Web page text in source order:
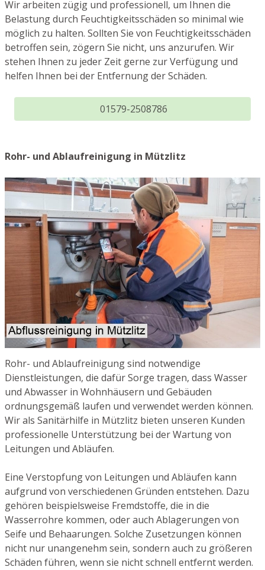
Wir arbeiten zügig und professionell, um Ihnen die
Belastung durch Feuchtigkeitsschäden so minimal wie
möglich zu halten. Sollten Sie von Feuchtigkeitsschäden
betroffen sein, zögern Sie nicht, uns anzurufen. Wir
stehen Ihnen zu jeder Zeit gerne zur Verfügung und
helfen Ihnen bei der Entfernung der Schäden.
01579-2508786
Rohr- und Ablaufreinigung in Mützlitz
Rohr- und Ablaufreinigung sind notwendige
Dienstleistungen, die dafür Sorge tragen, dass Wasser
und Abwasser in Wohnhäusern und Gebäuden
ordnungsgemäß laufen und verwendet werden können.
Wir als Sanitärhilfe in Mützlitz bieten unseren Kunden
professionelle Unterstützung bei der Wartung von
Leitungen und Abläufen.
Eine Verstopfung von Leitungen und Abläufen kann
aufgrund von verschiedenen Gründen entstehen. Dazu
gehören beispielsweise Fremdstoffe, die in die
Wasserrohre kommen, oder auch Ablagerungen von
Seife und Behaarungen. Solche Zusetzungen können
nicht nur unangenehm sein, sondern auch zu größeren
Schäden führen, wenn sie nicht schnell entfernt werden.